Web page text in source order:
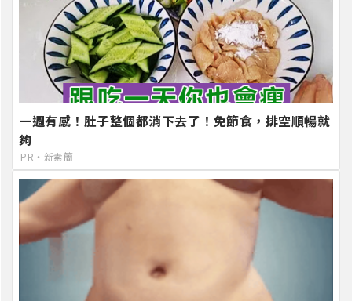
一週有感！肚子整個都消下去了！免節食，排空順暢就
夠
PR・新素簡